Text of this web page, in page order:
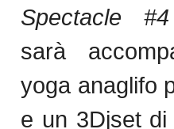
Spectacle #4
sarà
yoga anaglifo
e un 3Djset di